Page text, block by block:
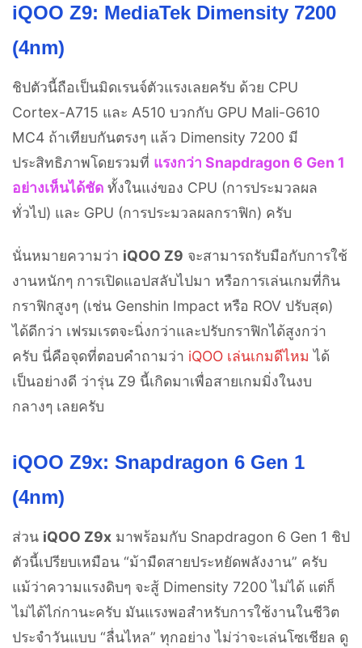
iQOO Z9: MediaTek Dimensity 7200
(4nm)
ชิปตัวนี้ถือเป็นมิดเรนจ์ตัวแรงเลยครับ ด้วย CPU
Cortex-A715 และ A510 บวกกับ GPU Mali-G610
MC4 ถ้าเทียบกันตรงๆ แล้ว Dimensity 7200 มี
ประสิทธิภาพโดยรวมที่ แรงกว่า Snapdragon 6 Gen 1
อย่างเห็นได้ชัด ทั้งในแง่ของ CPU (การประมวลผล
ทั่วไป) และ GPU (การประมวลผลกราฟิก) ครับ
นั่นหมายความว่า iQOO Z9 จะสามารถรับมือกับการใช้
งานหนักๆ การเปิดแอปสลับไปมา หรือการเล่นเกมที่กิน
กราฟิกสูงๆ (เช่น Genshin Impact หรือ ROV ปรับสุด)
ได้ดีกว่า เฟรมเรตจะนิ่งกว่าและปรับกราฟิกได้สูงกว่า
ครับ นี่คือจุดที่ตอบคำถามว่า iQOO เล่นเกมดีไหม ได้
เป็นอย่างดี ว่ารุ่น Z9 นี้เกิดมาเพื่อสายเกมมิ่งในงบ
กลางๆ เลยครับ
iQOO Z9x: Snapdragon 6 Gen 1
(4nm)
ส่วน iQOO Z9x มาพร้อมกับ Snapdragon 6 Gen 1 ชิป
ตัวนี้เปรียบเหมือน “ม้ามืดสายประหยัดพลังงาน” ครับ
แม้ว่าความแรงดิบๆ จะสู้ Dimensity 7200 ไม่ได้ แต่ก็
ไม่ได้ไก่กานะครับ มันแรงพอสำหรับการใช้งานในชีวิต
ประจำวันแบบ “ลื่นไหล” ทุกอย่าง ไม่ว่าจะเล่นโซเชียล ดู